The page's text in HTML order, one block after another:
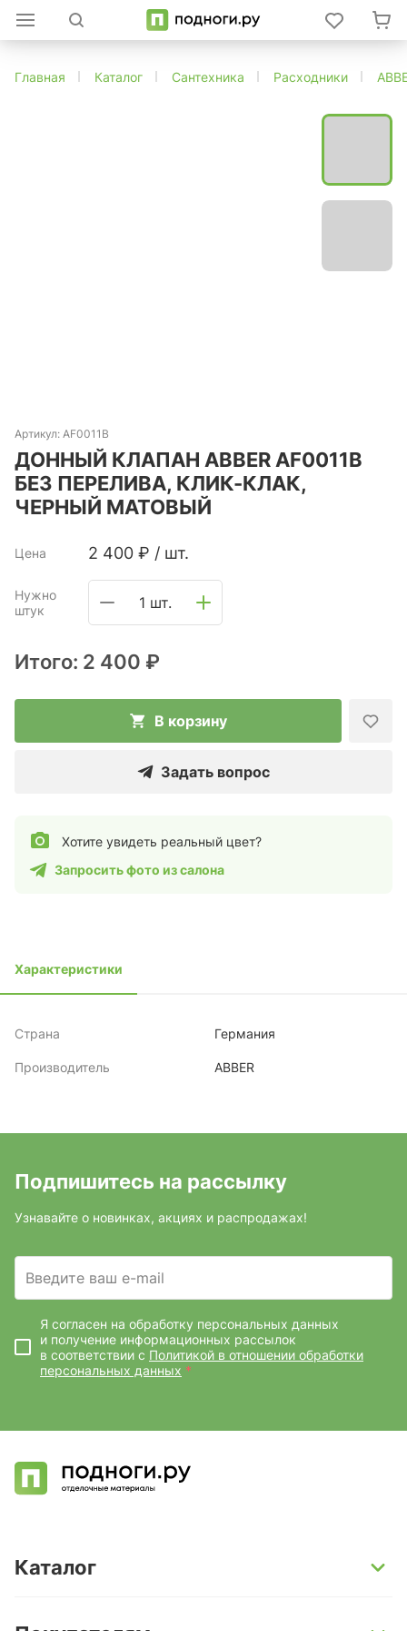
Главная Каталог Сантехника Расходники
Артикул: AF0011B
ДОННЫЙ КЛАПАН ABBER AF0011B
БЕЗ ПЕРЕЛИВА, КЛИК-КЛАК,
ЧЕРНЫЙ МАТОВЫЙ
Цена 2 400 ₽ / шт.
Нужно
штук
1 шт.
Итого: 2 400 ₽
В корзину
Задать вопрос
Хотите увидеть реальный цвет?
Запросить фото из салона
Характеристики
Страна Германия
Производитель ABBER
Подпишитесь на рассылку
Узнавайте о новинках, акциях и распродажах!
Введите ваш e-mail
Я согласен на обработку персональных данных
и получение информационных рассылок
в соответствии с Политикой в отношении обработки
персональных данных *
Каталог